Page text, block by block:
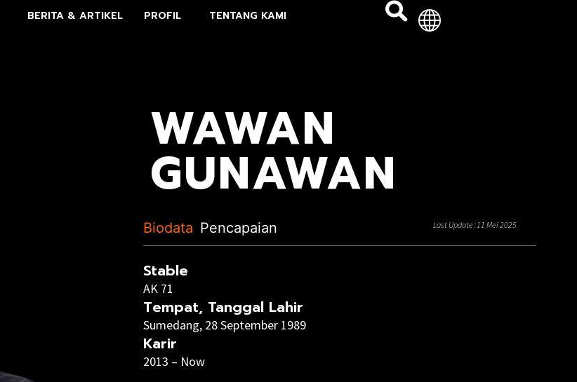
BERITA & ARTIKEL PROFIL TENTANG KAMI
WAWAN
GUNAWAN
Biodata Pencapaian
Stable
AK 71
Tempat, Tanggal Lahir​
Sumedang, 28 September 1989
Karir
2013 – Now
Last Update :11 Mei 2025